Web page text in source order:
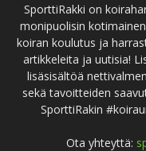
SporttiRakki on
monipuolisin
koiran koulutus ja
artikkeleita ja uutisia!
lisäsisältöä
sekä tavoitteiden
SporttiRakin
Ota yhteyttä: